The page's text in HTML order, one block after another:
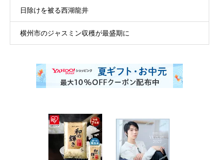
日除けを被る西湖龍井
横州市のジャスミン収穫が最盛期に